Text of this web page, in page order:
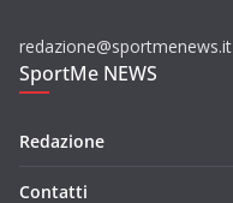
redazione@sportmenews.it
SportMe NEWS
Redazione
Contatti